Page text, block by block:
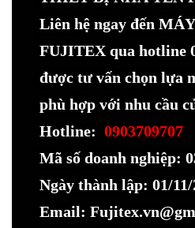
Liên hệ ngay đến
FUJITEX qua hotline
được tư vấn chọn lựa
phù hợp với nhu cầu
Hotline: 0903709707
Mã số doanh nghiệp:
Ngày thành lập: 01/11/
Email: